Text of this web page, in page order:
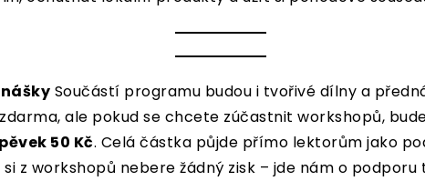
Součástí programu budou i tvořivé dílny a
ale pokud se chcete zúčastnit workshopů,
50 Kč. Celá částka půjde přímo lektorům jako
si z workshopů nebere žádný zisk – jde nám o